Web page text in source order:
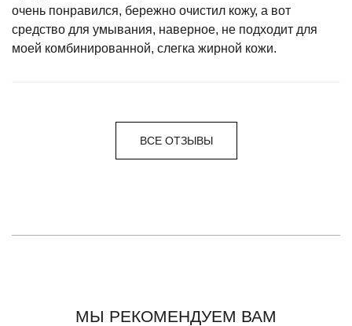
очень понравился, бережно очистил кожу, а вот
средство для умывания, наверное, не подходит для
моей комбинированной, слегка жирной кожи.
ВСЕ ОТЗЫВЫ
МЫ РЕКОМЕНДУЕМ ВАМ